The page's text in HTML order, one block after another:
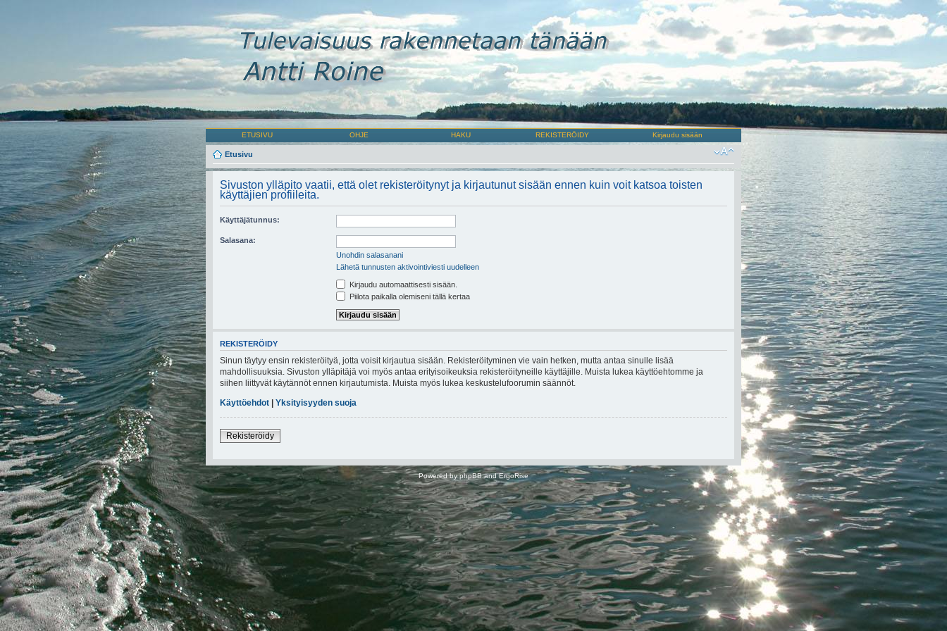
ETUSIVU OHJE HAKU REKISTERÖIDY Kirjaudu sisään
Etusivu
Sivuston ylläpito vaatii, että olet rekisteröitynyt ja kirjautunut sisään ennen kuin voit katsoa toisten
käyttäjien profiileita.
Käyttäjätunnus:
Salasana:
Unohdin salasanani
Lähetä tunnusten aktivointiviesti uudelleen
Kirjaudu automaattisesti sisään.
Piilota paikalla olemiseni tällä kertaa
REKISTERÖIDY
Sinun täytyy ensin rekisteröityä, jotta voisit kirjautua sisään. Rekisteröityminen vie vain hetken, mutta antaa sinulle lisää
mahdollisuuksia. Sivuston ylläpitäjä voi myös antaa erityisoikeuksia rekisteröityneille käyttäjille. Muista lukea käyttöehtomme ja
siihen liittyvät käytännöt ennen kirjautumista. Muista myös lukea keskustelufoorumin säännöt.
Käyttöehdot | Yksityisyyden suoja
Rekisteröidy
Powered byphpBBandErgoRise